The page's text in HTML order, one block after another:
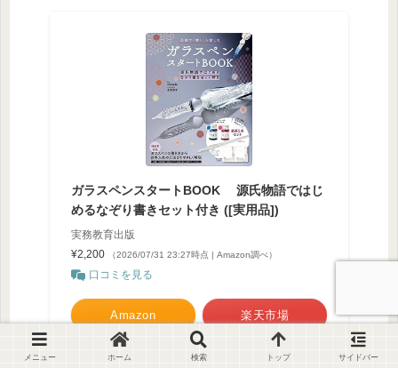
ガラスペンスタートBOOK 源氏物語ではじ
めるなぞり書きセット付き ([実用品])
実務教育出版
¥2,200
（2026/07/31 23:27時点 | Amazon調べ）
口コミを見る
Amazon 楽天市場
Yahooショッピング
メニュー ホーム 検索 トップ サイドバー